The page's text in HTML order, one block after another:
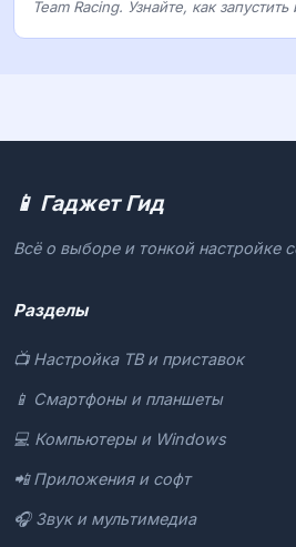
Team Racing. Узнайте, как запустить
📱 Гаджет Гид
Всё о выборе и тонкой настройке
Разделы
📺 Настройка ТВ и приставок
📱 Смартфоны и планшеты
💻 Компьютеры и Windows
📲 Приложения и софт
🎧 Звук и мультимедиа